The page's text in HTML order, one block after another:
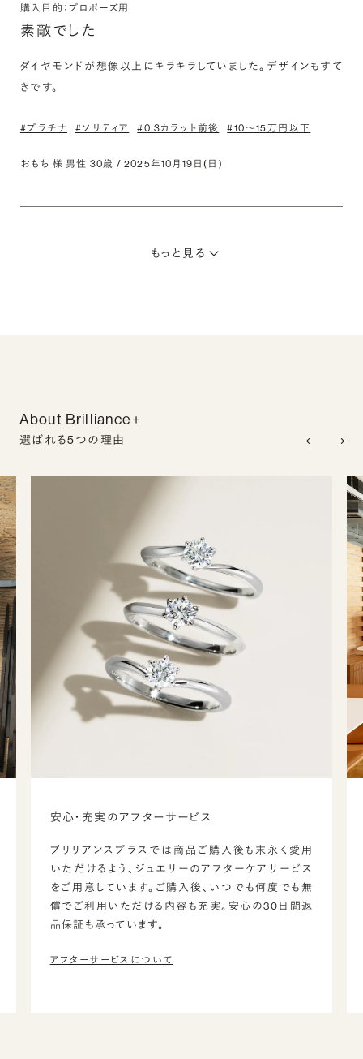
購入目的：プロポーズ用
素敵でした
ダイヤモンドが想像以上にキラキラしていました。デザインもすて
きです。
#プラチナ #ソリティア #0.3カラット前後 #10〜15万円以下
おもち 様 男性 30歳 / 2025年10月19日(日)
もっと見る
About Brilliance+
選ばれる5つの理由
安心・充実のアフターサービス
ブリリアンスプラスでは商品ご購入後も末永く愛用
いただけるよう、ジュエリーのアフターケアサービス
をご用意しています。ご購入後、いつでも何度でも無
償でご利用いただける内容も充実。安心の30日間返
品保証も承っています。
アフターサービスについて